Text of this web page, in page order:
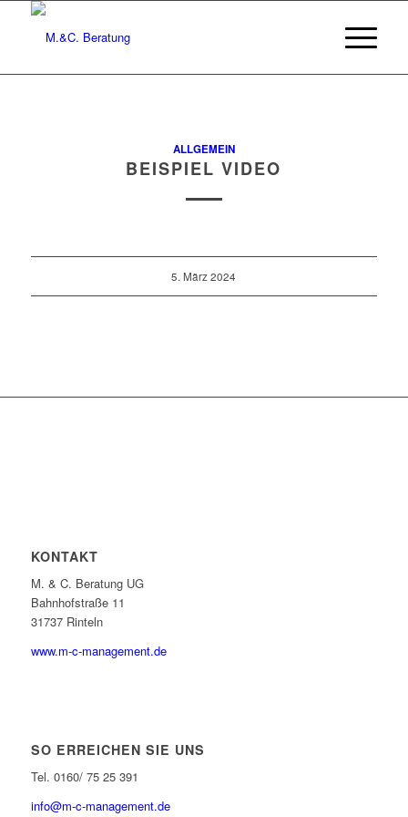
ALLGEMEIN
BEISPIEL VIDEO
5. März 2024
KONTAKT
M. & C. Beratung UG
Bahnhofstraße 11
31737 Rinteln
www.m-c-management.de
SO ERREICHEN SIE UNS
Tel. 0160/ 75 25 391
info@m-c-management.de